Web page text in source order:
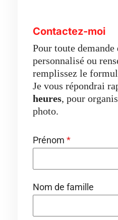
Contactez-moi
Pour toute demande
personnalisé ou
remplissez le
Je vous répondrai
heures, pour
photo.
Prénom *
Nom de famille